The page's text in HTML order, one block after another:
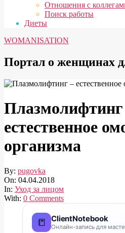
Отношения с
Поиск работы
Диеты
WOMANISATION
Портал о женщинах
естественное
организма
By: pugovka
On: 04.04.2018
In: Уход за лицом
With: 0 Comments
📒 ClientNotebook
Онлайн-запись для